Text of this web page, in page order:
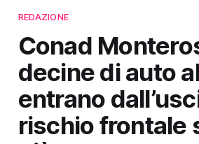
REDAZIONE
Conad
decine di auto
entrano
rischio frontale